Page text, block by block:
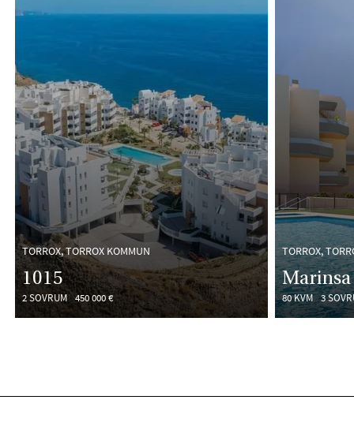
TORROX, TORROX KOMMUN
1015
2 SOVRUM 450 000 €
TORROX,
80 KVM 3